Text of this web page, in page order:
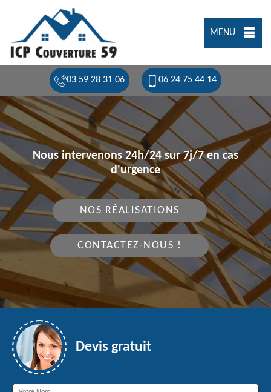
MENU
03 59 28 31 06 06 24 75 44 14
Nous intervenons 24h/24 sur 7j/7 en cas
d'urgence
NOS RÉALISATIONS
CONTACTEZ-NOUS !
Devis gratuit